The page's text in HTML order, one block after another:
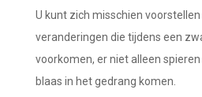
U kunt zich misschien
veranderingen die tijdens een
voorkomen, er niet alleen
blaas in het gedrang komen.